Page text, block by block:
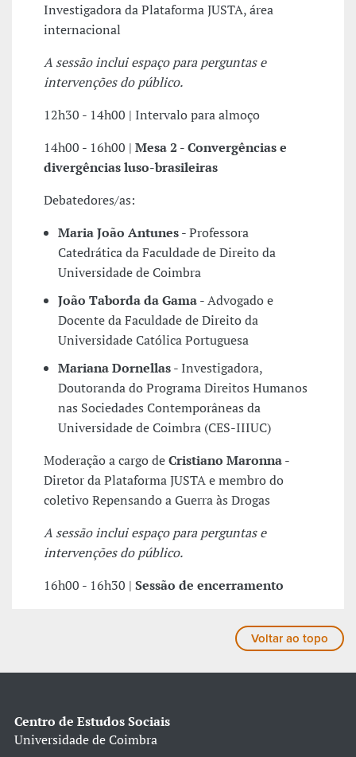
Investigadora da Plataforma JUSTA, área
internacional
A sessão inclui espaço para perguntas e
intervenções do público.
12h30 - 14h00 | Intervalo para almoço
14h00 - 16h00 | Mesa 2 - Convergências e
divergências luso-brasileiras
Debatedores/as:
Maria João Antunes- Professora
Catedrática da Faculdade de Direito da
Universidade de Coimbra
João Taborda da Gama- Advogado e
Docente da Faculdade de Direito da
Universidade Católica Portuguesa
Mariana Dornellas- Investigadora,
Doutoranda do Programa Direitos Humanos
nas Sociedades Contemporâneas da
Universidade de Coimbra (CES-IIIUC)
Moderação a cargo deCristiano Maronna-
Diretor da Plataforma JUSTA e membro do
coletivo Repensando a Guerra às Drogas
A sessão inclui espaço para perguntas e
intervenções do público.
16h00 - 16h30 | Sessão de encerramento
Voltar ao topo
Centro de Estudos Sociais
Universidade de Coimbra